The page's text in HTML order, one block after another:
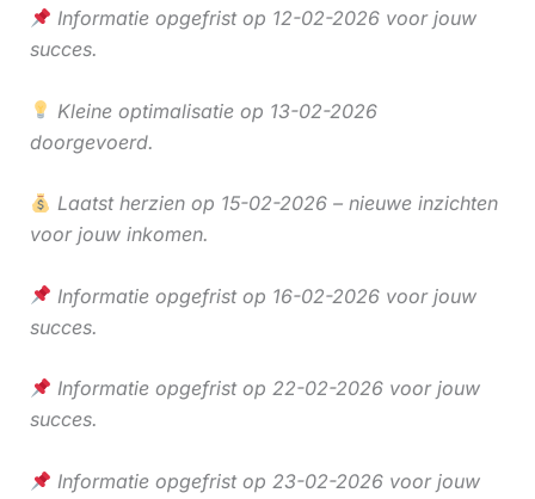
Informatie opgefrist op 12-02-2026 voor jouw
succes.
Kleine optimalisatie op 13-02-2026
doorgevoerd.
Laatst herzien op 15-02-2026 – nieuwe inzichten
voor jouw inkomen.
Informatie opgefrist op 16-02-2026 voor jouw
succes.
Informatie opgefrist op 22-02-2026 voor jouw
succes.
Informatie opgefrist op 23-02-2026 voor jouw